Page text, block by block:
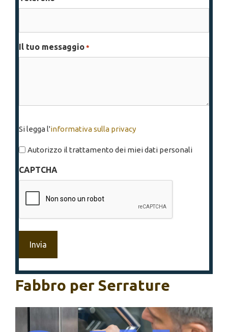
Il tuo messaggio *
legga
l'informativa
privacy
Si legga l'informativa sulla privacy
Autorizzo il trattamento dei miei dati personali
CAPTCHA
Fabbro per Serrature